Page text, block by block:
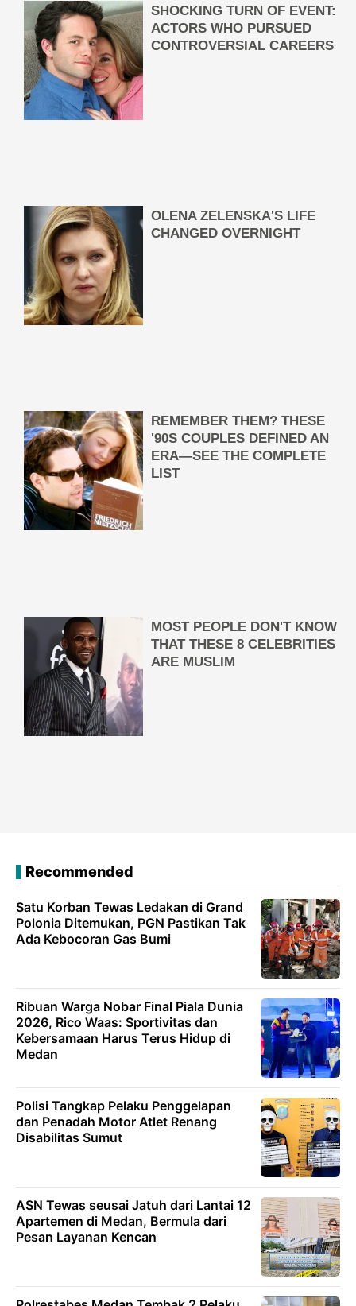
Recommended
Satu Korban Tewas Ledakan di Grand
Polonia Ditemukan, PGN Pastikan Tak
Ada Kebocoran Gas Bumi
Ribuan Warga Nobar Final Piala Dunia
2026, Rico Waas: Sportivitas dan
Kebersamaan Harus Terus Hidup di
Medan
Polisi Tangkap Pelaku Penggelapan
dan Penadah Motor Atlet Renang
Disabilitas Sumut
ASN Tewas seusai Jatuh dari Lantai 12
Apartemen di Medan, Bermula dari
Pesan Layanan Kencan